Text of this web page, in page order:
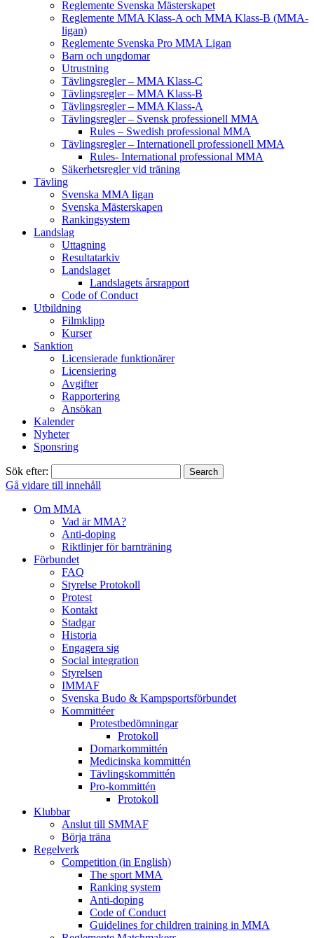
Reglemente Svenska Mästerskapet
Reglemente MMA Klass-A och MMA Klass-B (MMA-
ligan)
Reglemente Svenska Pro MMA Ligan
Barn och ungdomar
Utrustning
Tävlingsregler – MMA Klass-C
Tävlingsregler – MMA Klass-B
Tävlingsregler – MMA Klass-A
Tävlingsregler – Svensk professionell MMA
Rules – Swedish professional MMA
Tävlingsregler – Internationell professionell MMA
Rules- International professional MMA
Säkerhetsregler vid träning
Tävling
Svenska MMA ligan
Svenska Mästerskapen
Rankingsystem
Landslag
Uttagning
Resultatarkiv
Landslaget
Landslagets årsrapport
Code of Conduct
Utbildning
Filmklipp
Kurser
Sanktion
Licensierade funktionärer
Licensiering
Avgifter
Rapportering
Ansökan
Kalender
Nyheter
Sponsring
Sök efter:
Gå vidare till innehåll
Om MMA
Vad är MMA?
Anti-doping
Riktlinjer för barnträning
Förbundet
FAQ
Styrelse Protokoll
Protest
Kontakt
Stadgar
Historia
Engagera sig
Social integration
Styrelsen
IMMAF
Svenska Budo & Kampsportsförbundet
Kommittéer
Protestbedömningar
Protokoll
Domarkommittén
Medicinska kommittén
Tävlingskommittén
Pro-kommittén
Protokoll
Klubbar
Anslut till SMMAF
Börja träna
Regelverk
Competition (in English)
The sport MMA
Ranking system
Anti-doping
Code of Conduct
Guidelines for children training in MMA